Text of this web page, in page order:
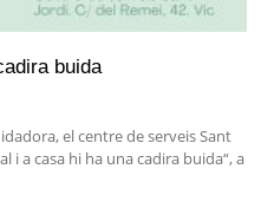
buida
el centre de serveis Sant
i a casa hi ha una cadira buida“, a